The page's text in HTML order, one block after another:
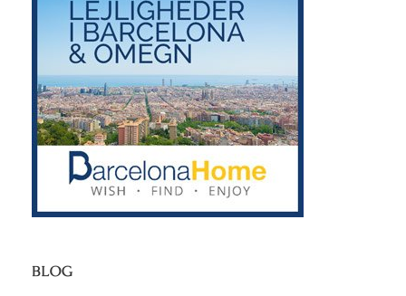
BLOG